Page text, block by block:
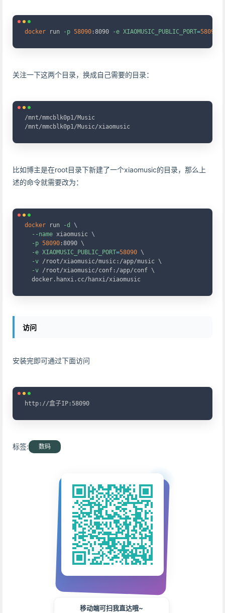
docker run -p 58090 :8090 -e XIAOMUSIC_PUBLIC_PORT=58090
关注一下这两个目录，换成自己需要的目录：
/mnt/mmcblk0p1/Music
/mnt/mmcblk0p1/Music/xiaomusic
比如博主是在root目录下新建了一个xiaomusic的目录，那么上
述的命令就需要改为：
docker run -d
\
--name xiaomusic \
-p 58090 :8090 \
-e XIAOMUSIC_PUBLIC_PORT=58090 \
-v /root/xiaomusic/music:/app/music \
-v /root/xiaomusic/conf:/app/conf \
  docker.hanxi.cc/hanxi/xiaomusic
访问
安装完即可通过下面访问
http://盒子IP:58090
标签: 数码
移动端可扫我直达哦~